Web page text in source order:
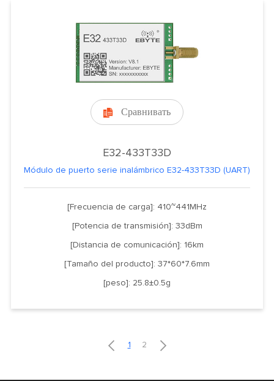
 Сравнивать
E32-433T33D
Módulo de puerto serie inalámbrico E32-433T33D (UART)
[Frecuencia de carga]: 410~441MHz
[Potencia de transmisión]: 33dBm
[Distancia de comunicación]: 16km
[Tamaño del producto]: 37*60*7.6mm
[peso]: 25.8±0.5g
 1 2 